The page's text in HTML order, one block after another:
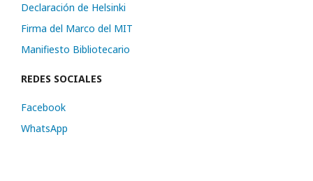
Declaración de Helsinki
Firma del Marco del MIT
Manifiesto Bibliotecario
REDES SOCIALES
Facebook
WhatsApp